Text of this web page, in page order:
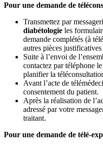
Pour une demande de
Transmettez par
diabétologie les
demande complétés (à
autres pièces
Suite à l’envoi de
contactez par téléphone le
planifier la
Avant l’acte de
consentement du patient.
Après la réalisation de
adressé par votre
traitant.
Pour une demande de télé-